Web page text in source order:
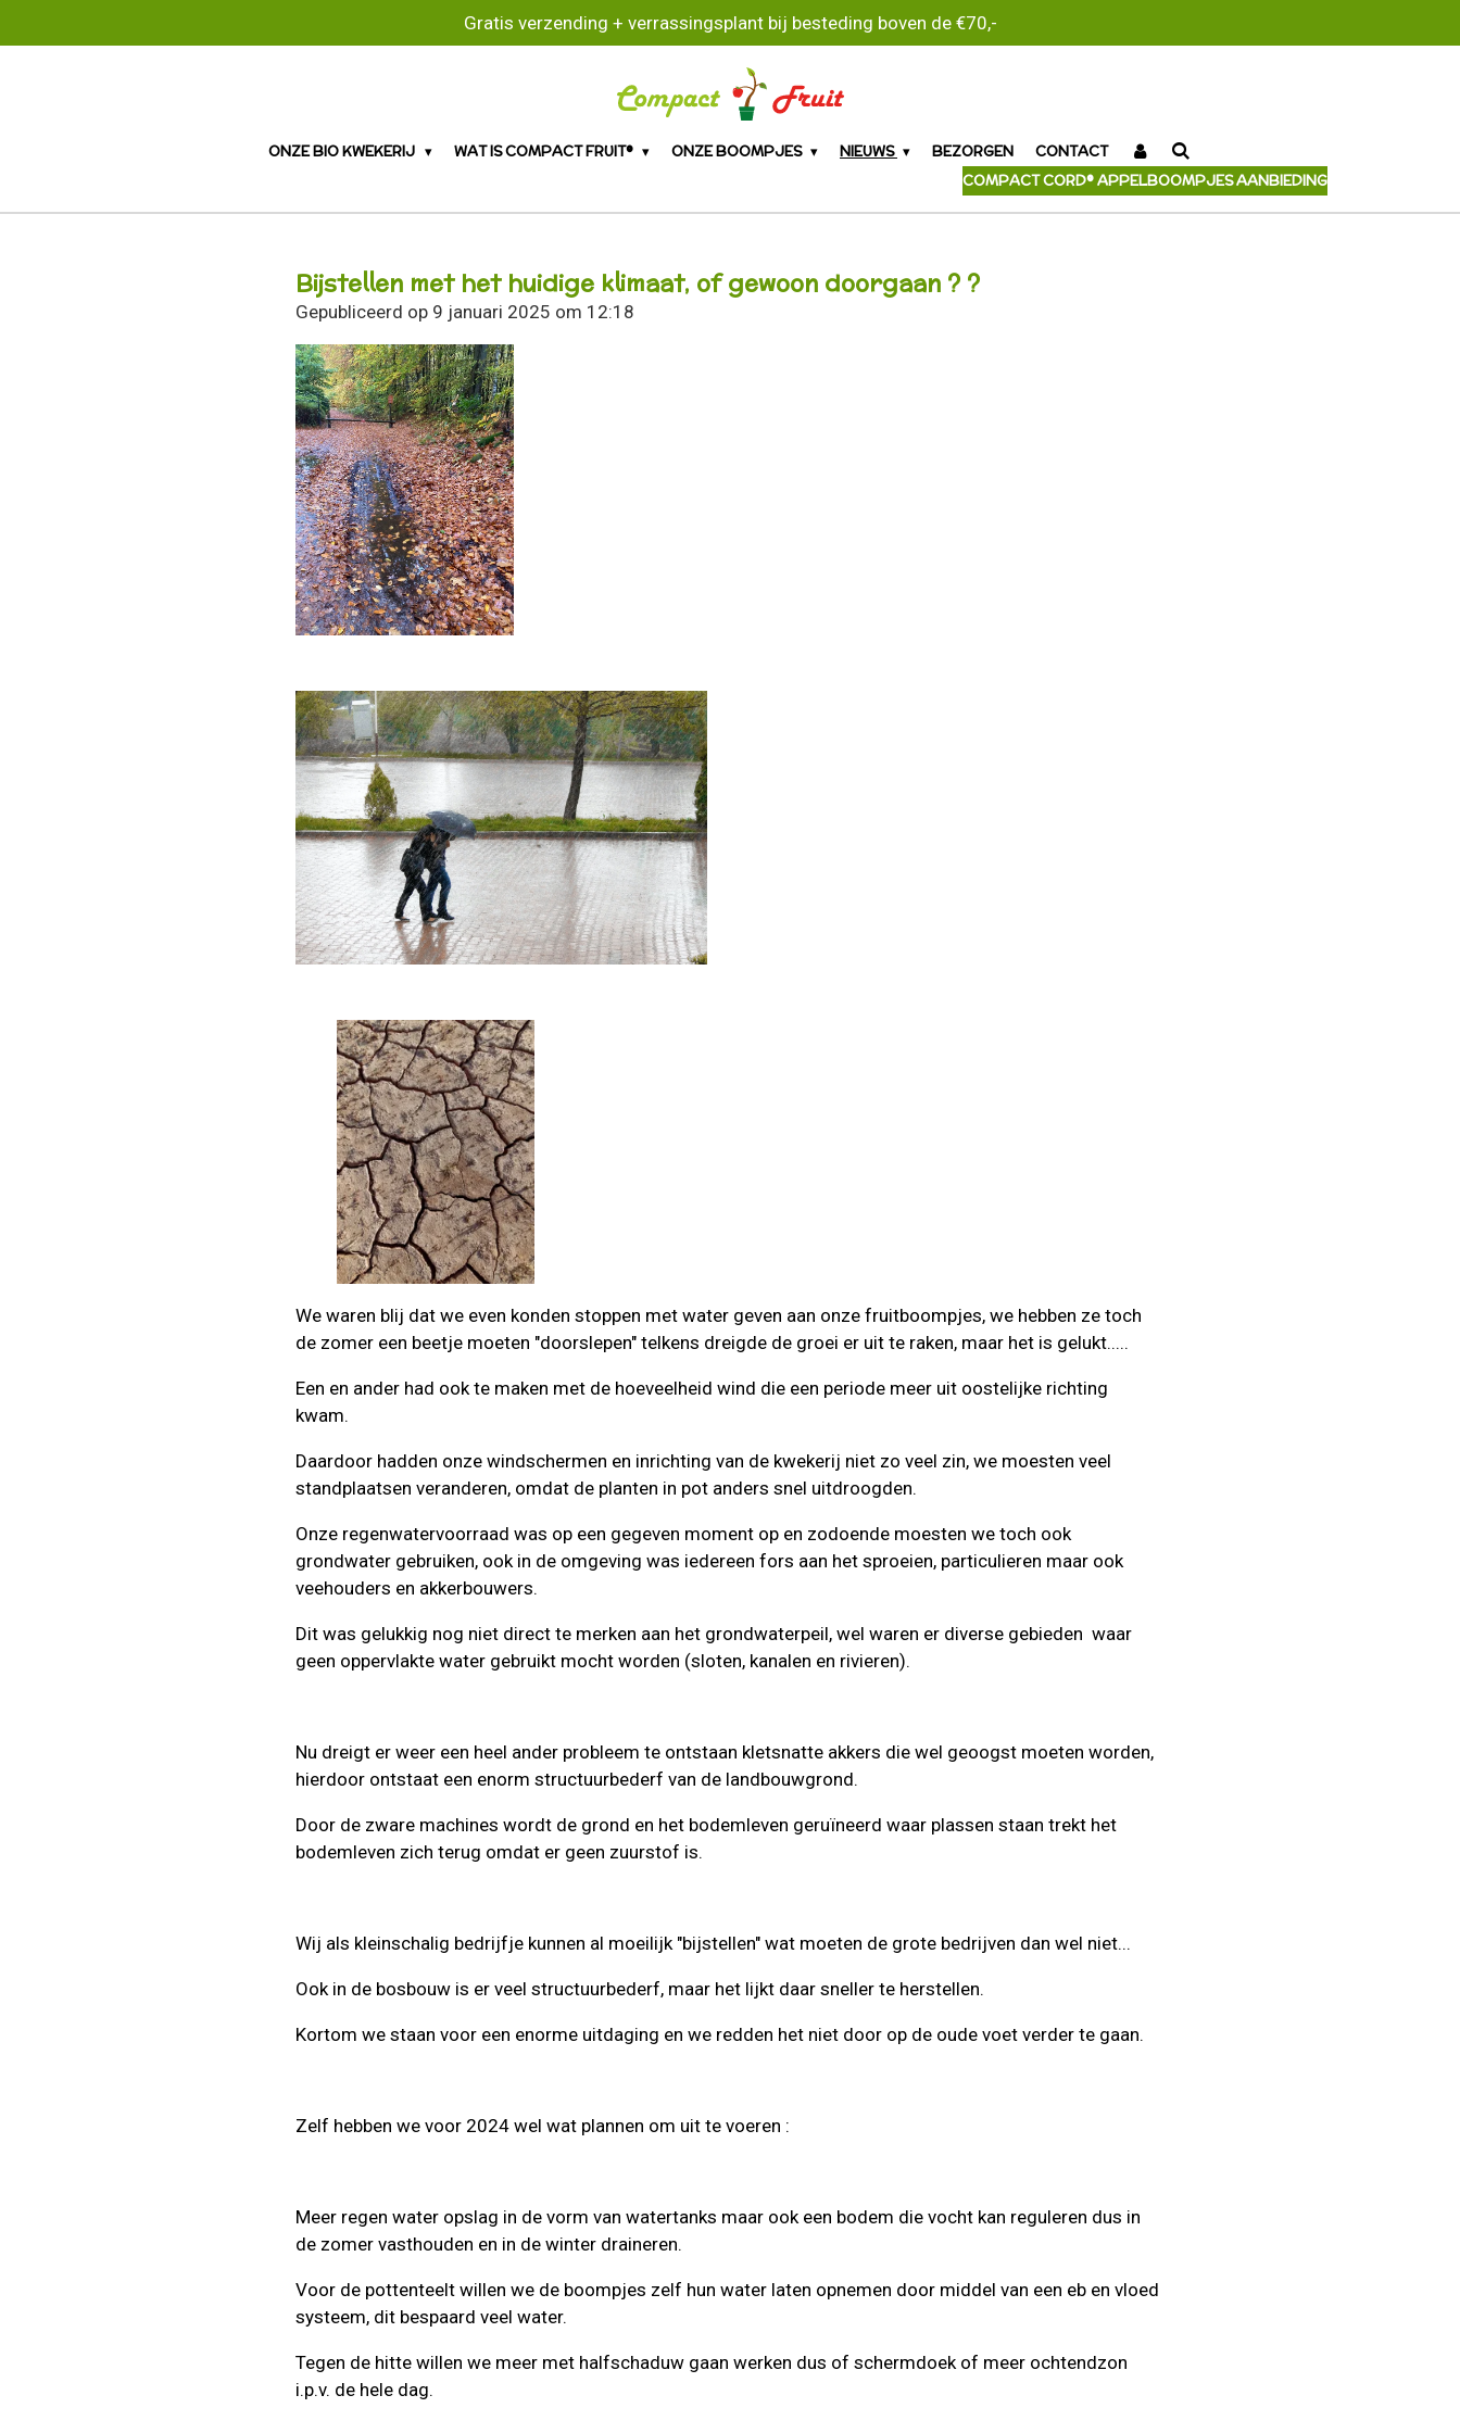
direct
Gratis verzending + verrassingsplant bij besteding boven de €70,-
ONZE BIO KWEKERIJ WAT IS COMPACT FRUIT® ONZE BOOMPJES NIEUWS BEZORGEN
CONTACT
COMPACT CORD® APPELBOOMPJES AANBIEDING
Bijstellen met het huidige klimaat, of gewoon doorgaan ? ?
Gepubliceerd op 9 januari 2025 om 12:18
We waren blij dat we even konden stoppen met water geven aan onze fruitboompjes, we hebben ze toch
de zomer een beetje moeten "doorslepen" telkens dreigde de groei er uit te raken, maar het is gelukt.....
Een en ander had ook te maken met de hoeveelheid wind die een periode meer uit oostelijke richting
kwam.
Daardoor hadden onze windschermen en inrichting van de kwekerij niet zo veel zin, we moesten veel
standplaatsen veranderen, omdat de planten in pot anders snel uitdroogden.
Onze regenwatervoorraad was op een gegeven moment op en zodoende moesten we toch ook
grondwater gebruiken, ook in de omgeving was iedereen fors aan het sproeien, particulieren maar ook
veehouders en akkerbouwers.
Dit was gelukkig nog niet direct te merken aan het grondwaterpeil, wel waren er diverse gebieden waar
geen oppervlakte water gebruikt mocht worden (sloten, kanalen en rivieren).
Nu dreigt er weer een heel ander probleem te ontstaan kletsnatte akkers die wel geoogst moeten worden,
hierdoor ontstaat een enorm structuurbederf van de landbouwgrond.
Door de zware machines wordt de grond en het bodemleven geruïneerd waar plassen staan trekt het
bodemleven zich terug omdat er geen zuurstof is.
Wij als kleinschalig bedrijfje kunnen al moeilijk "bijstellen" wat moeten de grote bedrijven dan wel niet...
Ook in de bosbouw is er veel structuurbederf, maar het lijkt daar sneller te herstellen.
Kortom we staan voor een enorme uitdaging en we redden het niet door op de oude voet verder te gaan.
Zelf hebben we voor 2024 wel wat plannen om uit te voeren :
Meer regen water opslag in de vorm van watertanks maar ook een bodem die vocht kan reguleren dus in
de zomer vasthouden en in de winter draineren.
Voor de pottenteelt willen we de boompjes zelf hun water laten opnemen door middel van een eb en vloed
systeem, dit bespaard veel water.
Tegen de hitte willen we meer met halfschaduw gaan werken dus of schermdoek of meer ochtendzon
i.p.v. de hele dag.